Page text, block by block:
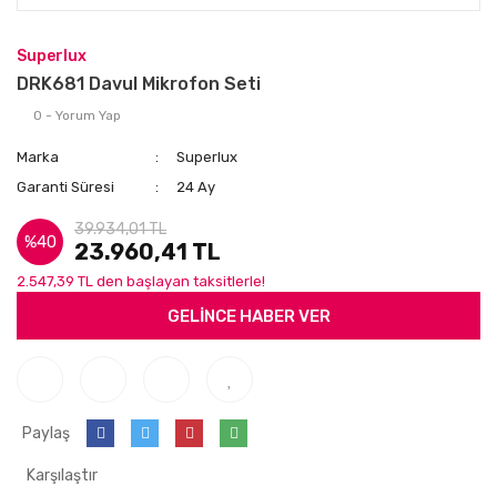
Superlux
DRK681 Davul Mikrofon Seti
0 - Yorum Yap
Marka
Superlux
Garanti Süresi
24 Ay
%40
39.934,01 TL
23.960,41 TL
2.547,39 TL den başlayan taksitlerle!
GELİNCE HABER VER
Paylaş
Karşılaştır